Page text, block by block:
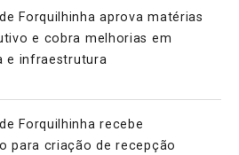
Forquilhinha aprova matérias
e cobra melhorias em
e infraestrutura
Forquilhinha recebe
para criação de recepção